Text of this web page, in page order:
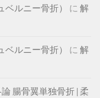
ルニー骨折） に 解
ルニー骨折） に 解
腸骨翼単独骨折 | 柔